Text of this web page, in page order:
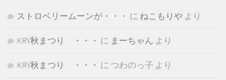
ストロベリームーンが・・・ に ねこもりや より
KRY秋まつり ・・・ に まーちゃん より
KRY秋まつり ・・・ に つわのっ子 より